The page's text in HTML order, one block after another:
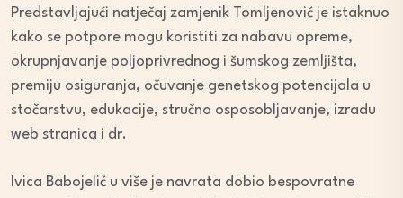
Predstavljajući natječaj zamjenik Tomljenović je istaknuo
kako se potpore mogu koristiti za nabavu opreme,
okrupnjavanje poljoprivrednog i šumskog zemljišta,
premiju osiguranja, očuvanje genetskog potencijala u
stočarstvu, edukacije, stručno osposobljavanje, izradu
web stranica i dr.
Ivica Babojelić u više je navrata dobio bespovratne